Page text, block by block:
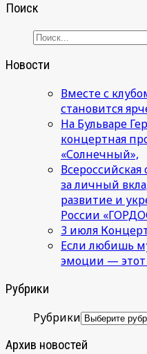
Поиск
Новости
Вместе с
становится
На Бульваре
концертная
«Солнечный»,
за личный
развитие и
России
3 июля
Если любишь
эмоции — этот
Рубрики
Рубрики
Архив новостей